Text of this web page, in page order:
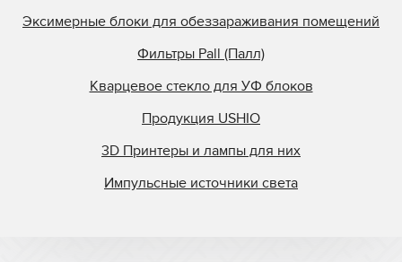
Эксимерные блоки для обеззараживания помещений
Фильтры Pall (Палл)
Кварцевое стекло для УФ блоков
Продукция USHIO
3D Принтеры и лампы для них
Импульсные источники света